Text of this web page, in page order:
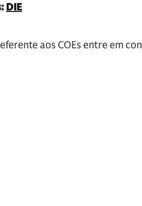
DIE
aos COEs entre em